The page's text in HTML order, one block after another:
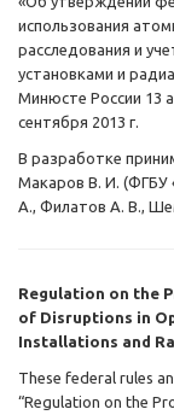
использования
расследования и
установками и
Минюсте России 13
сентября 2013 г.
В разработке
Макаров В. И. (ФГБУ
А., Филатов А. В.,
Regulation on the
of Disruptions in
Installations and
These federal rules
“Regulation on the